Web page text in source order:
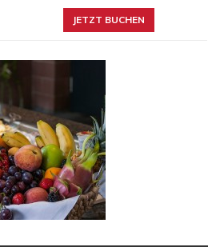
JETZT BUCHEN